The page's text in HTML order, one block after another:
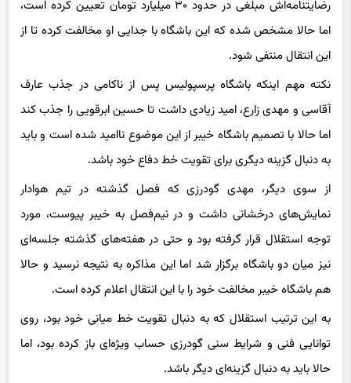
رضایتنامه‌اش مبلغی در حدود ۳۰ میلیارد تومان تعیین کرده است،
اما حالا مشخص شده که این باشگاه با جدایی او مخالفت کرده تا از
این انتقال منتفی شود.
نکته مهم اینکه باشگاه پرسپولیس پس از ناکامی در جذب عارف
آقاسی و مهدی زارع، امید زیادی داشت تا حسین ابرقویی را جذب کند
اما حالا با تصمیم باشگاه خیبر از این موضوع ناامید شده است و باید
به دنبال گزینه دیگری برای تقویت خط دفاع خود باشد.
از سوی دیگر، مهدی گودرزی که فصل گذشته در تیم هوادار
نمایش‌های درخشانی داشت و در نیم‌فصل به خیبر پیوست، مورد
توجه استقلال قرار گرفته بود و حتی در هفته‌های گذشته جلسه‌ای
نیز میان دو باشگاه برگزار شد اما این مذاکره به نتیجه نرسید و حالا
هم باشگاه خیبر مخالفت خود را با این انتقال اعلام کرده است.
به این ترتیب استقلال که به دنبال تقویت خط میانی خود بود، روی
توانایی فنی و شرایط سنی گودرزی حساب ویژه‌ای باز کرده بود، اما
حالا باید به دنبال گزینه‌ای دیگر باشد.